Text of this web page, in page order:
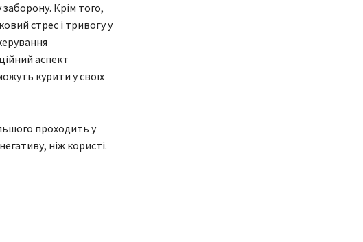
Крім того,
стрес і тривогу у
аспект
курити у своїх
проходить у
ніж користі.